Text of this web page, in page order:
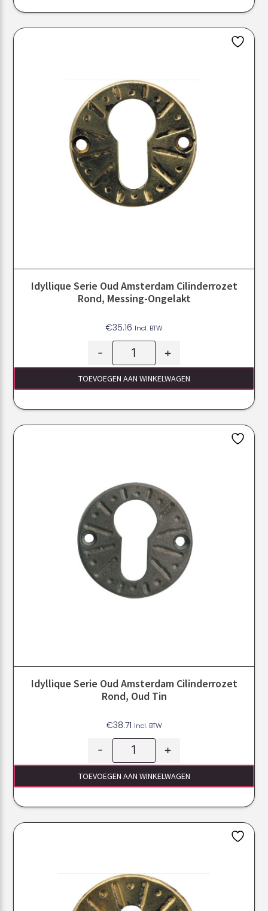
Idyllique Serie Oud Amsterdam Cilinderrozet
Rond, Messing-Ongelakt
€35.16 Incl. BTW
- +
TOEVOEGEN AAN WINKELWAGEN
Idyllique Serie Oud Amsterdam Cilinderrozet
Rond, Oud Tin
€38.71 Incl. BTW
- +
TOEVOEGEN AAN WINKELWAGEN